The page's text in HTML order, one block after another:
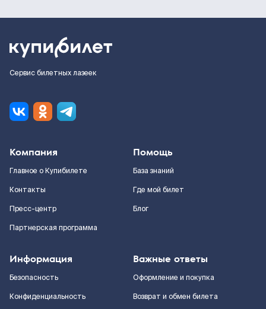
Сервис билетных лазеек
Компания
Главное о Купибилете
Контакты
Пресс-центр
Партнерская программа
Помощь
База знаний
Где мой билет
Блог
Информация
Безопасность
Конфиденциальность
Важные ответы
Оформление и покупка
Возврат и обмен билета